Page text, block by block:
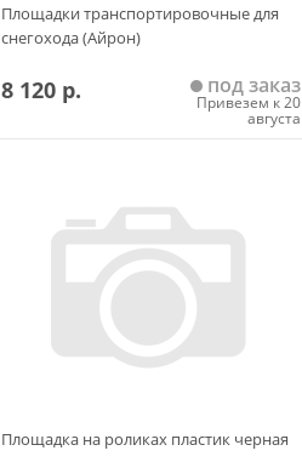
Площадки транспортировочные для
снегохода (Айрон)
8 120 р. под заказ
Привезем к 20
августа
Площадка на роликах пластик черная